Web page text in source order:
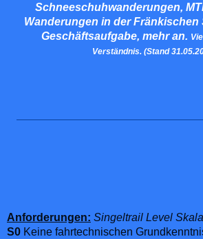
Schneeschuhwanderungen,
Wanderungen in der Fränkischen
Geschäftsaufgabe, mehr an.
Verständnis. (Stand
Anforderungen: Singeltrail Level Skala
S0 Keine fahrtechnischen